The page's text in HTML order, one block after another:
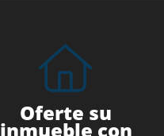
Oferte su
inmueble con